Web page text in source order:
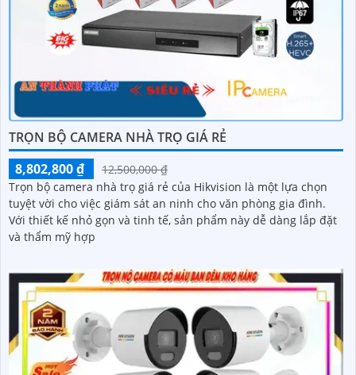
TRỌN BỘ CAMERA NHÀ TRỌ GIÁ RẺ
8,802,800 ₫
12,500,000 ₫
Trọn bộ camera nhà trọ giá rẻ của Hikvision là một lựa chọn
tuyệt vời cho việc giám sát an ninh cho văn phòng gia đình.
Với thiết kế nhỏ gọn và tinh tế, sản phẩm này dễ dàng lắp đặt
và thẩm mỹ hợp